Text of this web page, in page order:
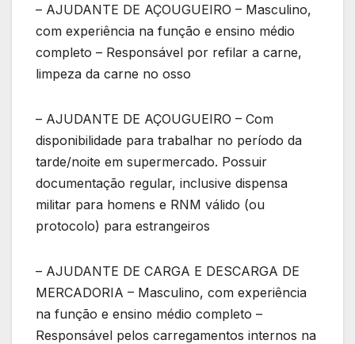
– AJUDANTE DE AÇOUGUEIRO – Masculino,
com experiência na função e ensino médio
completo – Responsável por refilar a carne,
limpeza da carne no osso
– AJUDANTE DE AÇOUGUEIRO – Com
disponibilidade para trabalhar no período da
tarde/noite em supermercado. Possuir
documentação regular, inclusive dispensa
militar para homens e RNM válido (ou
protocolo) para estrangeiros
– AJUDANTE DE CARGA E DESCARGA DE
MERCADORIA – Masculino, com experiência
na função e ensino médio completo –
Responsável pelos carregamentos internos na